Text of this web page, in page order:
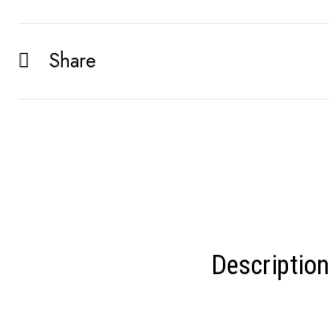
Share
Description